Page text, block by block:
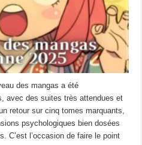
des mangas a été
avec des suites très attendues et
retour sur cinq tomes marquants,
psychologiques bien dosées
C’est l’occasion de faire le point